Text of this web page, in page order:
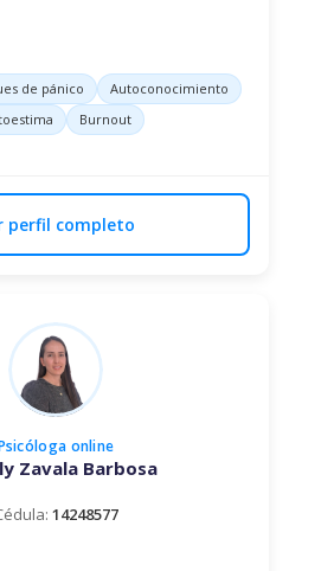
de pánico
Autoconocimiento
Burnout
perfil completo
online
Zavala Barbosa
14248577